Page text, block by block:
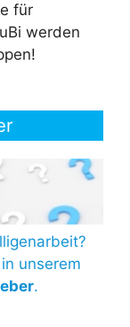
für
werden
unserem
.